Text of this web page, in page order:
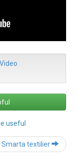
Video
useful
Smarta textilier